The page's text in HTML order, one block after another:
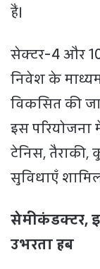
हैं।
सेक्टर-4 और
निवेश के
विकसित की
इस परियोजना
टेनिस, तैराकी,
सुविधाएँ शामिल
सेमीकंडक्टर,
उभरता हब